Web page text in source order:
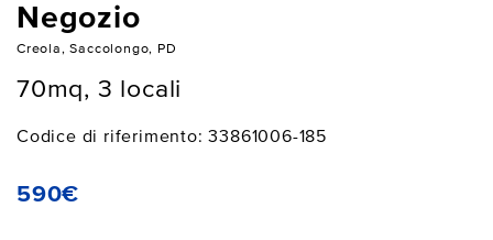
Negozio
Creola, Saccolongo, PD
70mq, 3 locali
Codice di riferimento: 33861006-185
590€